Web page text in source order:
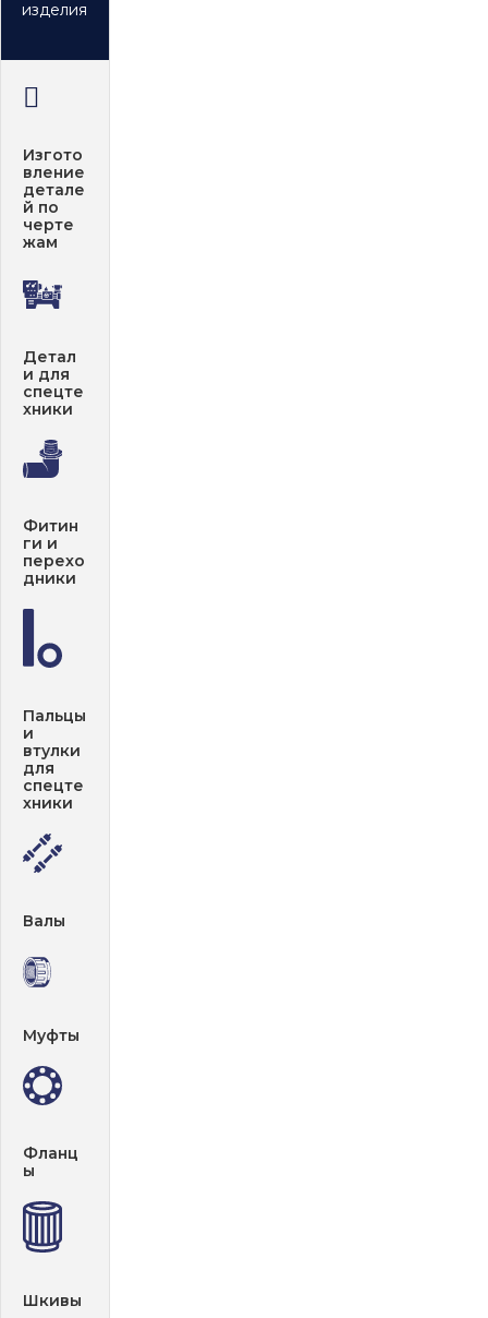
изделия
Изгото
вление
детале
й по
черте
жам
Детал
и для
спецте
хники
Фитин
ги и
перехо
дники
Пальцы
и
втулки
для
спецте
хники
Валы
Муфты
Фланц
ы
Шкивы